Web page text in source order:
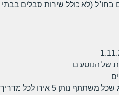
בחו"ל (לא כולל שירות סבלים בבתי
של הנוסעים
טיפים למדריך הטיול (נהוג שכל משתתף נותן 5 אירו לכל מדריך